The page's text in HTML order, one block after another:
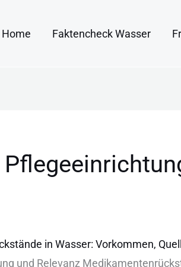
Home Faktencheck Wasser
in Wasser: Vorkommen,
u‬nd R‬elevanz